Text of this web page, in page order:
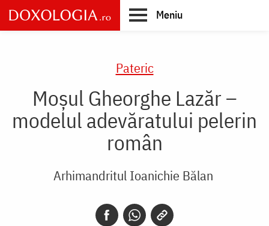
Skip
to
main
Meniu
Pateric
Moșul Gheorghe Lazăr –
modelul adevăratului pelerin
român
Arhimandritul Ioanichie Bălan